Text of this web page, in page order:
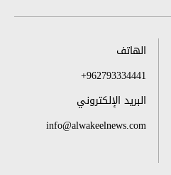
الهاتف
+962793334441
البريد الإلكتروني
info@alwakeelnews.com